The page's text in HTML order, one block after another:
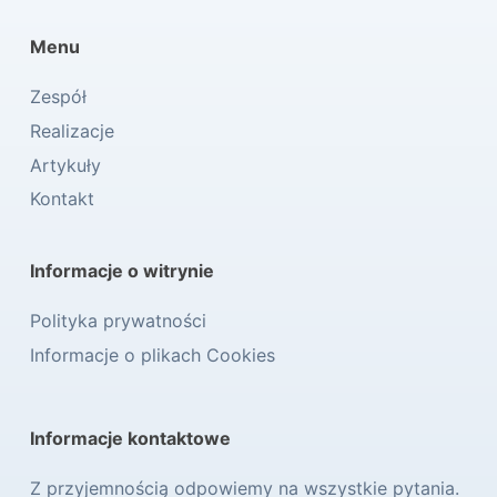
Menu
Zespół
Realizacje
Artykuły
Kontakt
Informacje o witrynie
Polityka prywatności
Informacje o plikach Cookies
Informacje kontaktowe
Z przyjemnością odpowiemy na wszystkie pytania.